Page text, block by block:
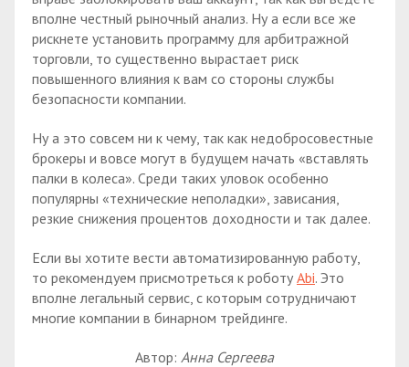
вполне честный рыночный анализ. Ну а если все же
рискнете установить программу для арбитражной
торговли, то существенно вырастает риск
повышенного влияния к вам со стороны службы
безопасности компании.
Ну а это совсем ни к чему, так как недобросовестные
брокеры и вовсе могут в будущем начать «вставлять
палки в колеса». Среди таких уловок особенно
популярны «технические неполадки», зависания,
резкие снижения процентов доходности и так далее.
Если вы хотите вести автоматизированную работу,
то рекомендуем присмотреться к роботу Abi. Это
вполне легальный сервис, с которым сотрудничают
многие компании в бинарном трейдинге.
Автор: Анна Сергеева